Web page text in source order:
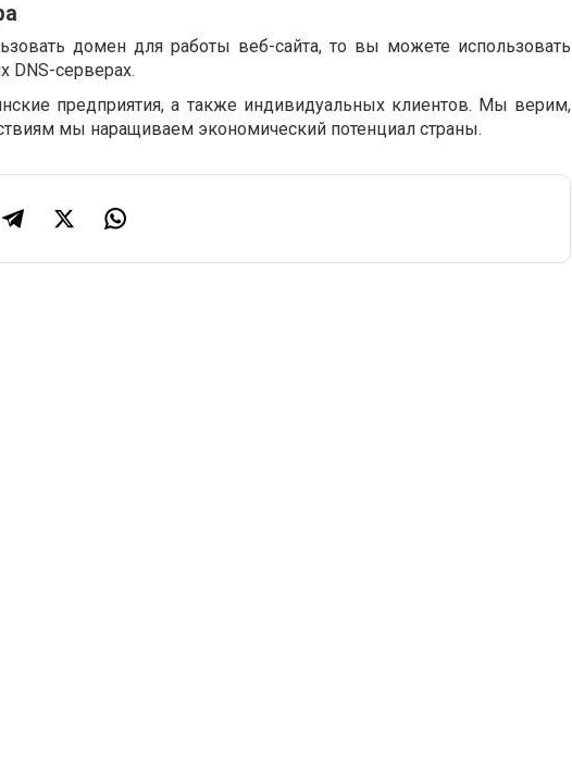
домен для работы веб-сайта, то вы можете использовать
DNS-серверах.
предприятия, а также индивидуальных клиентов. Мы верим,
мы наращиваем экономический потенциал страны.